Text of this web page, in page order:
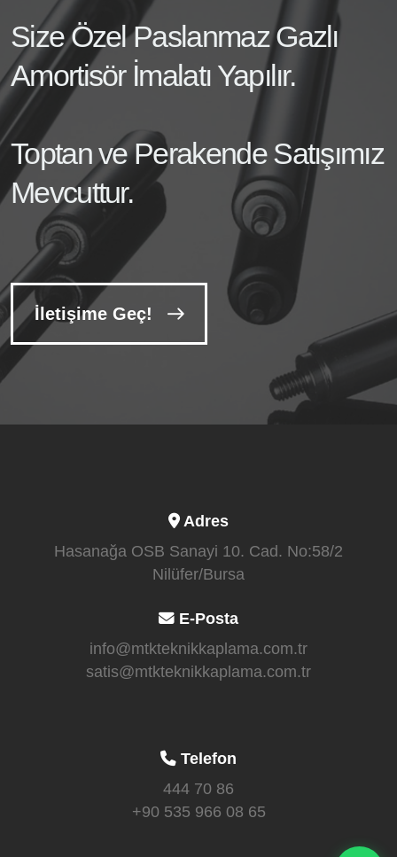
Size Özel Paslanmaz Gazlı
Amortisör İmalatı Yapılır.
Toptan ve Perakende Satışımız
Mevcuttur.
İletişime Geç!
Adres
Hasanağa OSB Sanayi 10. Cad. No:58/2
Nilüfer/Bursa
E-Posta
info@mtkteknikkaplama.com.tr
satis@mtkteknikkaplama.com.tr
Telefon
444 70 86
+90 535 966 08 65